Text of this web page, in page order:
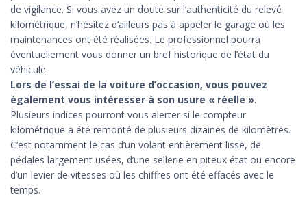
de vigilance. Si vous avez un doute sur l’authenticité du relevé
kilométrique, n’hésitez d’ailleurs pas à appeler le garage où les
maintenances ont été réalisées. Le professionnel pourra
éventuellement vous donner un bref historique de l’état du
véhicule.
Lors de l’essai de la voiture d’occasion, vous pouvez
également vous intéresser à son usure « réelle ».
Plusieurs indices pourront vous alerter si le compteur
kilométrique a été remonté de plusieurs dizaines de kilomètres.
C’est notamment le cas d’un volant entièrement lisse, de
pédales largement usées, d’une sellerie en piteux état ou encore
d’un levier de vitesses où les chiffres ont été effacés avec le
temps.